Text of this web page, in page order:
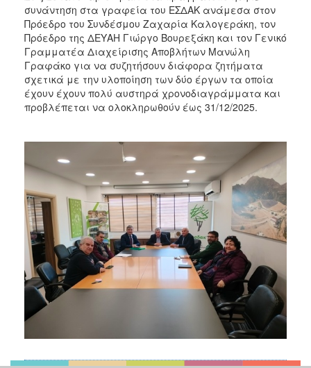
συνάντηση στα γραφεία του ΕΣΔΑΚ ανάμεσα στον
Πρόεδρο του Συνδέσμου Ζαχαρία Καλογεράκη, τον
Πρόεδρο της ΔΕΥΑΗ Γιώργο Βουρεξάκη και τον Γενικό
Γραμματέα Διαχείρισης Αποβλήτων Μανώλη
Γραφάκο για να συζητήσουν διάφορα ζητήματα
σχετικά με την υλοποίηση των δύο έργων τα οποία
έχουν έχουν πολύ αυστηρά χρονοδιαγράμματα και
προβλέπεται να ολοκληρωθούν έως 31/12/2025.